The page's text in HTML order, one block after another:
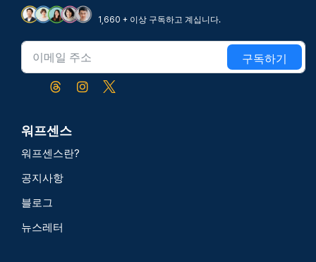
1,660 + 이상 구독하고 계십니다.
구독하기
워프센스
워프센스란?
공지사항
블로그
뉴스레터